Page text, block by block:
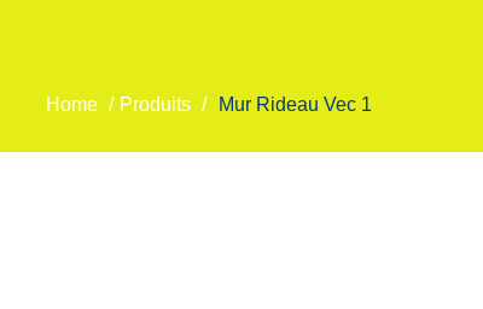
Home / Produits / Mur Rideau Vec 1